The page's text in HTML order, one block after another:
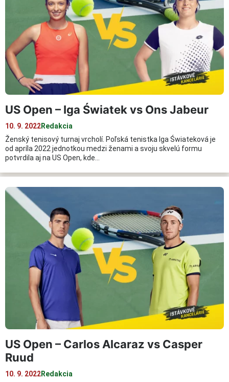
US Open – Iga Światek vs Ons Jabeur
10. 9. 2022Redakcia
Ženský tenisový turnaj vrcholí. Poľská tenistka Iga Świateková je
od apríla 2022 jednotkou medzi ženami a svoju skvelú formu
potvrdila aj na US Open, kde…
US Open – Carlos Alcaraz vs Casper
Ruud
10. 9. 2022Redakcia